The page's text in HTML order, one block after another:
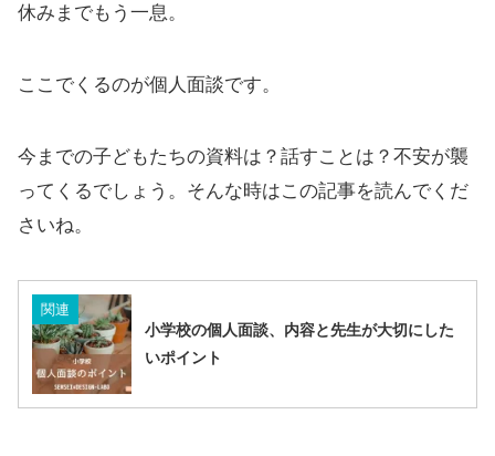
休みまでもう一息。
ここでくるのが個人面談です。
今までの子どもたちの資料は？話すことは？不安が襲
ってくるでしょう。そんな時はこの記事を読んでくだ
さいね。
関連
小学校の個人面談、内容と先生が大切にした
いポイント